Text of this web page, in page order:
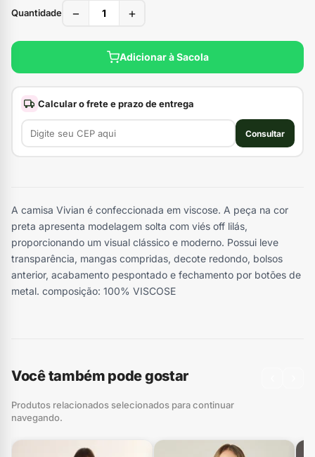
Quantidade − +
Adicionar à Sacola
Calcular o frete e prazo de entrega
Consultar
A camisa Vivian é confeccionada em viscose. A peça na cor
preta apresenta modelagem solta com viés off lilás,
proporcionando um visual clássico e moderno. Possui leve
transparência, mangas compridas, decote redondo, bolsos
anterior, acabamento pespontado e fechamento por botões de
metal. composição: 100% VISCOSE
Você também pode gostar
Produtos relacionados selecionados para continuar
navegando.